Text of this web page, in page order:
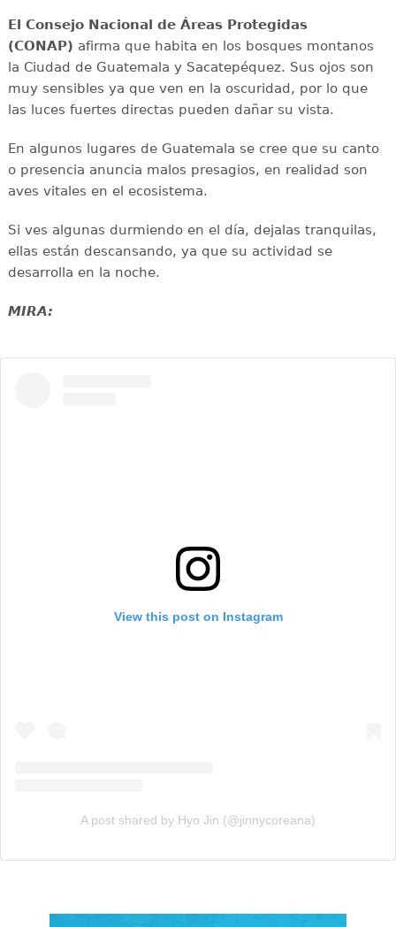
El Consejo Nacional de Áreas Protegidas
(CONAP) afirma que habita en los bosques montanos
la Ciudad de Guatemala y Sacatepéquez. Sus ojos son
muy sensibles ya que ven en la oscuridad, por lo que
las luces fuertes directas pueden dañar su vista.
En algunos lugares de Guatemala se cree que su canto
o presencia anuncia malos presagios, en realidad son
aves vitales en el ecosistema.
Si ves algunas durmiendo en el día, dejalas tranquilas,
ellas están descansando, ya que su actividad se
desarrolla en la noche.
MIRA:
View this post on Instagram
A post shared by Hyo Jin (@jinnycoreana)